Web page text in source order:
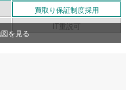
買取り保証制度採用
IT重説可
を見る